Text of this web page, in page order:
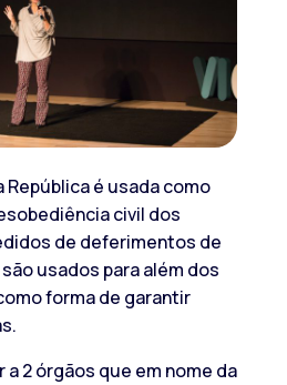
República é usada como
civil dos
de deferimentos de
usados para além dos
forma de garantir
2 órgãos que em nome da